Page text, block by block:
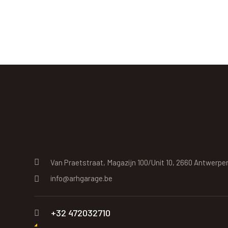
Van Praetstraat, Magazijn 100/Unit 10, 2660
info@arhgarage.be
+32 472032710